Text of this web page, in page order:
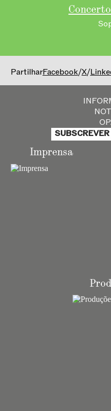
PartilharFacebook/X/
Imprensa